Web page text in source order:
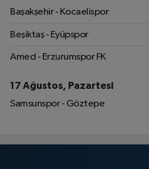
Başakşehir - Kocaelispor
Beşiktaş - Eyüpspor
Amed - Erzurumspor FK
17 Ağustos, Pazartesi
Samsunspor - Göztepe